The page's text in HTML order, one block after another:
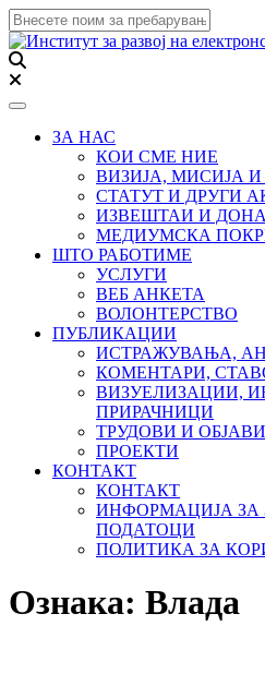
Toggle navigation
ЗА НАС
КОИ СМЕ НИЕ
ВИЗИЈА, МИСИЈА
СТАТУТ И ДРУГИ
ИЗВЕШТАИ И
МЕДИУМСКА
ШТО РАБОТИМЕ
УСЛУГИ
ВЕБ АНКЕТА
ВОЛОНТЕРСТВО
ПУБЛИКАЦИИ
ИСТРАЖУВАЊА,
КОМЕНТАРИ,
ВИЗУЕЛИЗАЦИИ,
ПРИРАЧНИЦИ
ТРУДОВИ И
ПРОЕКТИ
КОНТАКТ
КОНТАКТ
ИНФОРМАЦИЈА
ПОДАТОЦИ
ПОЛИТИКА ЗА
Ознака: Влада